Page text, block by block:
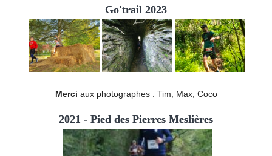
Go'trail 2023
Merci aux photographes : Tim, Max, Coco
2021 - Pied des Pierres Meslières